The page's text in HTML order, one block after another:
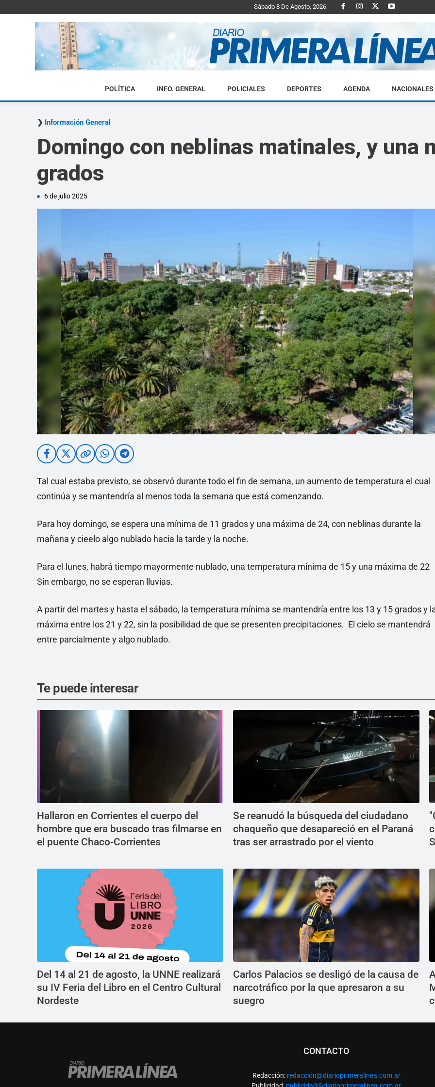
Sábado 8 De Agosto, 2026
Diario
POLÍTICA INFO. GENERAL POLICIALES DEPORTES AGENDA NACIONALES
Información General
Domingo con neblinas matinales, y una
grados
6 de julio 2025
Tal cual estaba previsto, se observó durante todo el fin de semana, un aumento de temperatura el cual
continúa y se mantendría al menos toda la semana que está comenzando.
Para hoy domingo, se espera una mínima de 11 grados y una máxima de 24, con neblinas durante la
mañana y cieelo algo nublado hacia la tarde y la noche.
Para el lunes, habrá tiempo mayormente nublado, una temperatura mínima de 15 y una máxima de 22
Sin embargo, no se esperan lluvias.
A partir del martes y hasta el sábado, la temperatura mínima se mantendría entre los 13 y 15 grados y
máxima entre los 21 y 22, sin la posibilidad de que se presenten precipitaciones. El cielo se mantendrá
entre parcialmente y algo nublado.
Te puede interesar
Hallaron en Corrientes el cuerpo del
hombre que era buscado tras filmarse en
el puente Chaco-Corrientes
Se reanudó la búsqueda del ciudadano
chaqueño que desapareció en el Paraná
tras ser arrastrado por el viento
Del 14 al 21 de agosto, la UNNE realizará
su IV Feria del Libro en el Centro Cultural
Nordeste
Carlos Palacios se desligó de la causa de
narcotráfico por la que apresaron a su
suegro
CONTACTO
Redacción: redacción@diarioprimeralinea.com.ar